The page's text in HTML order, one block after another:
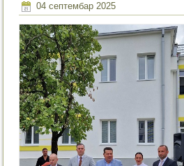
04 септембар 2025